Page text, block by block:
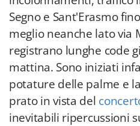
Segno e Sant'Erasmo
meglio neanche lato via
registrano lunghe code
mattina. Sono iniziati
potature delle palme e
prato in vista del
inevitabili ripercussioni